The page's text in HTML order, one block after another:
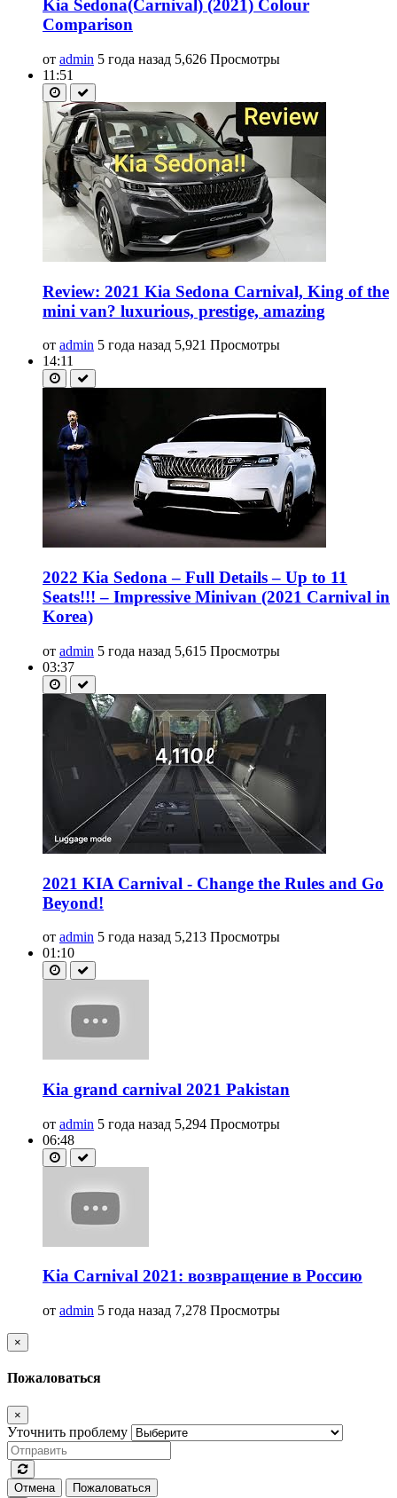
Kia Sedona(Carnival) (2021) Colour
Comparison
от admin 5 года назад 5,626 Просмотры
11:51
Review: 2021 Kia Sedona Carnival, King of the
mini van? luxurious, prestige, amazing
от admin 5 года назад 5,921 Просмотры
14:11
2022 Kia Sedona – Full Details – Up to 11
Seats!!! – Impressive Minivan (2021 Carnival in
Korea)
от admin 5 года назад 5,615 Просмотры
03:37
2021 KIA Carnival - Change the Rules and Go
Beyond!
от admin 5 года назад 5,213 Просмотры
01:10
Kia grand carnival 2021 Pakistan
от admin 5 года назад 5,294 Просмотры
06:48
Kia Carnival 2021: возвращение в Россию
от admin 5 года назад 7,278 Просмотры
×
Пожаловаться
×
Уточнить проблему
Отмена
Пожаловаться